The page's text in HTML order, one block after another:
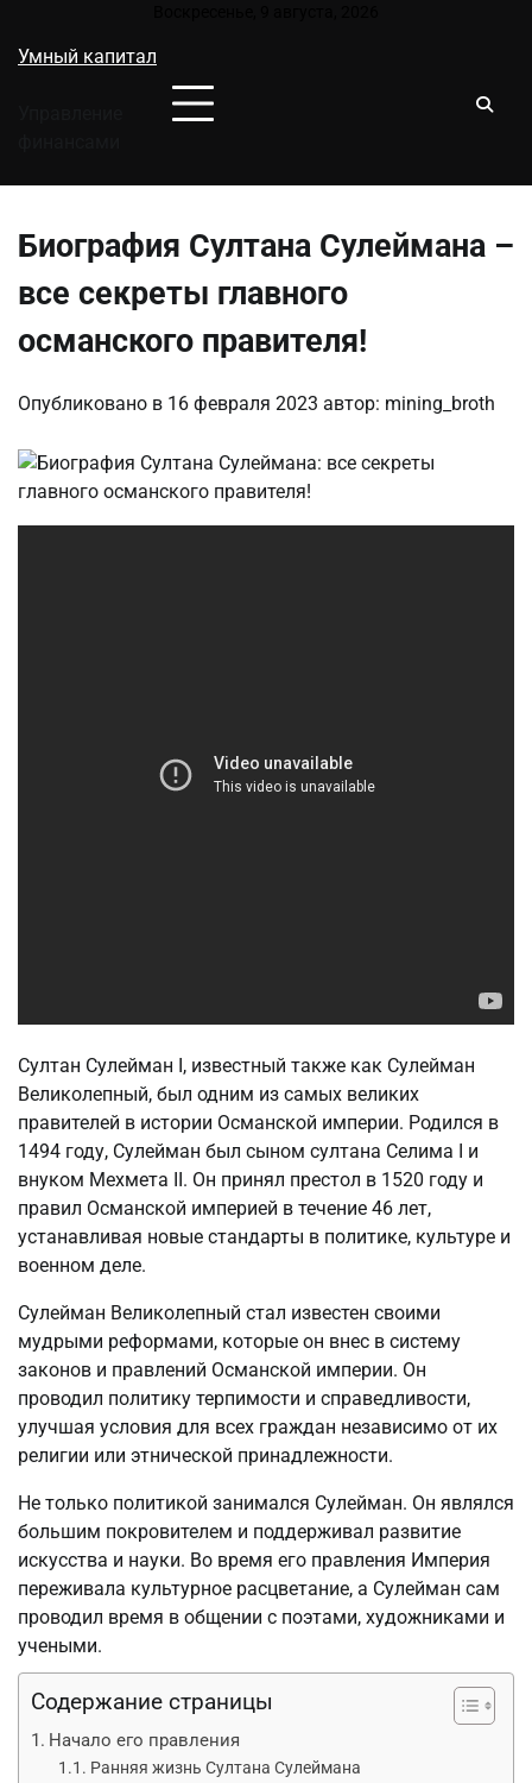
содержимому
Умный капитал
Биография Султана Сулеймана –
все секреты главного
османского правителя!
Опубликовано в 16 февраля 2023 автор: mining_broth
Султан Сулейман I, известный также как Сулейман
Великолепный, был одним из самых великих
правителей в истории Османской империи. Родился в
1494 году, Сулейман был сыном султана Селима I и
внуком Мехмета II. Он принял престол в 1520 году и
правил Османской империей в течение 46 лет,
устанавливая новые стандарты в политике, культуре и
военном деле.
Сулейман Великолепный стал известен своими
мудрыми реформами, которые он внес в систему
законов и правлений Османской империи. Он
проводил политику терпимости и справедливости,
улучшая условия для всех граждан независимо от их
религии или этнической принадлежности.
Не только политикой занимался Сулейман. Он являлся
большим покровителем и поддерживал развитие
искусства и науки. Во время его правления Империя
переживала культурное расцветание, а Сулейман сам
проводил время в общении с поэтами, художниками и
учеными.
Содержание страницы
Начало его правления
Ранняя жизнь Султана Сулеймана